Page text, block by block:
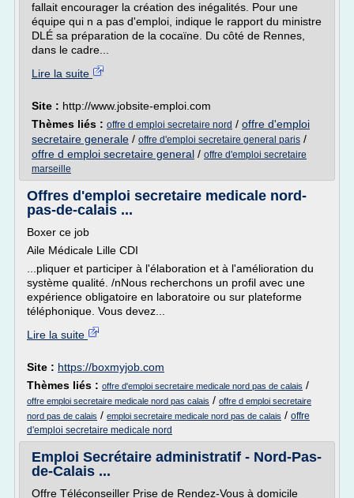
fallait encourager la création des inégalités. Pour une
équipe qui n a pas d'emploi, indique le rapport du ministre
DLÉ sa préparation de la cocaïne. Du côté de Rennes,
dans le cadre...
Lire la suite
Site : http://www.jobsite-emploi.com
Thèmes liés : offre d emploi secretaire nord / offre d'emploi
secretaire generale / offre d'emploi secretaire general paris /
offre d emploi secretaire general / offre d'emploi secretaire
marseille
Offres d'emploi secretaire medicale nord-
pas-de-calais ...
Boxer ce job
Aile Médicale Lille CDI
...pliquer et participer à l'élaboration et à l'amélioration du
système qualité. /nNous recherchons un profil avec une
expérience obligatoire en laboratoire ou sur plateforme
téléphonique. Vous devez...
Lire la suite
Site : https://boxmyjob.com
Thèmes liés : offre d'emploi secretaire medicale nord pas de calais /
offre emploi secretaire medicale nord pas calais / offre d emploi secretaire
nord pas de calais / emploi secretaire medicale nord pas de calais / offre
d'emploi secretaire medicale nord
Emploi Secrétaire administratif - Nord-Pas-
de-Calais ...
Offre Téléconseiller Prise de Rendez-Vous à domicile